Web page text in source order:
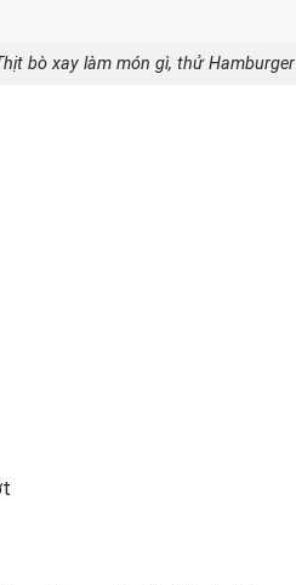
bò xay làm món gì, thử Hamburger